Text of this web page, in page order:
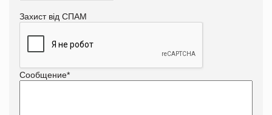
Захист від СПАМ
Сообщение*